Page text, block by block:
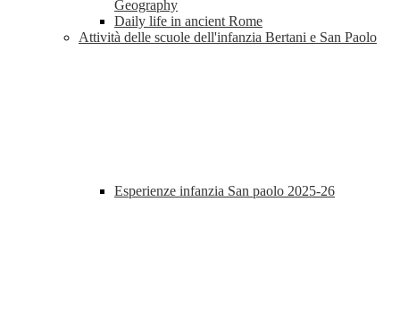
Geography
Daily life in ancient Rome
Attività delle scuole dell'infanzia Bertani e San Paolo
Esperienze infanzia San paolo 2025-26